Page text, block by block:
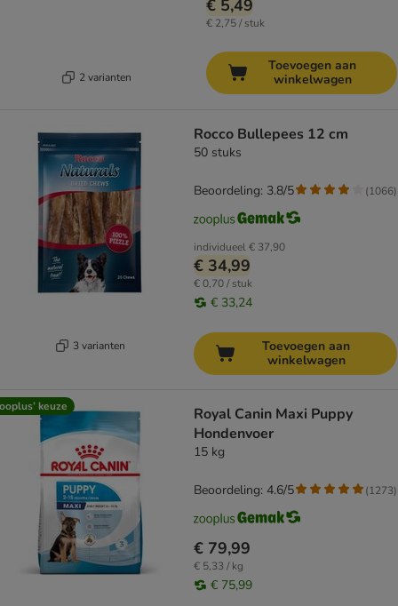
2 varianten
€ 5,49
€ 2,75 / stuk
Toevoegen aan
winkelwagen
3 varianten
Rocco Bullepees 12 cm
50 stuks
individueel€ 37,90
€ 34,99
€ 0,70 / stuk
€ 33,24
Beoordeling: 3.8/5 (1066)
Toevoegen aan
winkelwagen
keuze
Royal Canin Maxi Puppy
Hondenvoer
15 kg
€ 79,99
€ 5,33 / kg
€ 75,99
Beoordeling: 4.6/5 (1273)